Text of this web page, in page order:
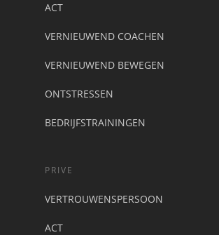
ACT
VERNIEUWEND COACHEN
VERNIEUWEND BEWEGEN
ONTSTRESSEN
BEDRIJFSTRAININGEN
PRIVE
VERTROUWENSPERSOON
ACT